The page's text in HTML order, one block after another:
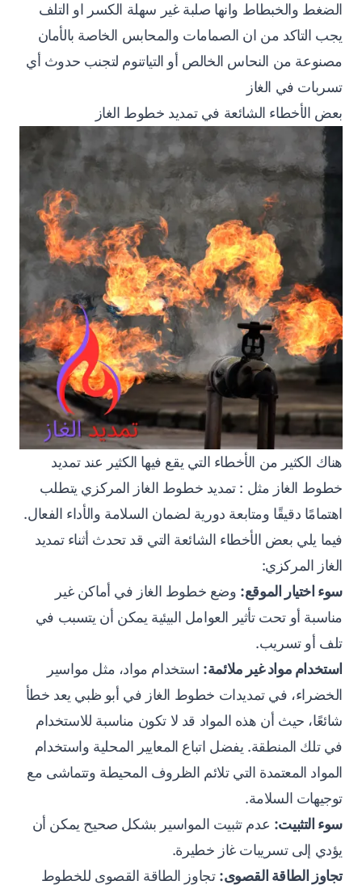
الضغط والخبطاط وانها صلبة غير سهلة الكسر او التلف
يجب التاكد من ان الصمامات والمحابس الخاصة بالأمان
مصنوعة من النحاس الخالص أو التياتنوم لتجنب حدوث أي
تسربات في الغاز
بعض الأخطاء الشائعة في تمديد خطوط الغاز
هناك الكثير من الأخطاء التي يقع فيها الكثير عند تمديد
خطوط الغاز مثل : تمديد خطوط الغاز المركزي يتطلب
اهتمامًا دقيقًا ومتابعة دورية لضمان السلامة والأداء الفعال.
فيما يلي بعض الأخطاء الشائعة التي قد تحدث أثناء تمديد
الغاز المركزي:
سوء اختيار الموقع: وضع خطوط الغاز في أماكن غير
مناسبة أو تحت تأثير العوامل البيئية يمكن أن يتسبب في
تلف أو تسريب.
استخدام مواد غير ملائمة: استخدام مواد، مثل مواسير
الخضراء، في تمديدات خطوط الغاز في أبو ظبي يعد خطأ
شائعًا، حيث أن هذه المواد قد لا تكون مناسبة للاستخدام
في تلك المنطقة. يفضل اتباع المعايير المحلية واستخدام
المواد المعتمدة التي تلائم الظروف المحيطة وتتماشى مع
توجيهات السلامة.
سوء التثبيت: عدم تثبيت المواسير بشكل صحيح يمكن أن
يؤدي إلى تسريبات غاز خطيرة.
تجاوز الطاقة القصوى: تجاوز الطاقة القصوى للخطوط